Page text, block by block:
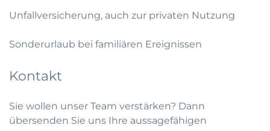
Unfallversicherung, auch zur privaten Nutzung
Sonderurlaub bei familiären Ereignissen
Kontakt
Sie wollen unser Team verstärken? Dann
übersenden Sie uns Ihre aussagefähigen